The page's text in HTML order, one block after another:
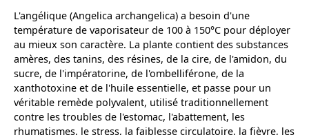
L'angélique (Angelica archangelica) a besoin d'une
température de vaporisateur de 100 à 150°C pour déployer
au mieux son caractère. La plante contient des substances
amères, des tanins, des résines, de la cire, de l'amidon, du
sucre, de l'impératorine, de l'ombelliférone, de la
xanthotoxine et de l'huile essentielle, et passe pour un
véritable remède polyvalent, utilisé traditionnellement
contre les troubles de l'estomac, l'abattement, les
rhumatismes, le stress, la faiblesse circulatoire, la fièvre, les